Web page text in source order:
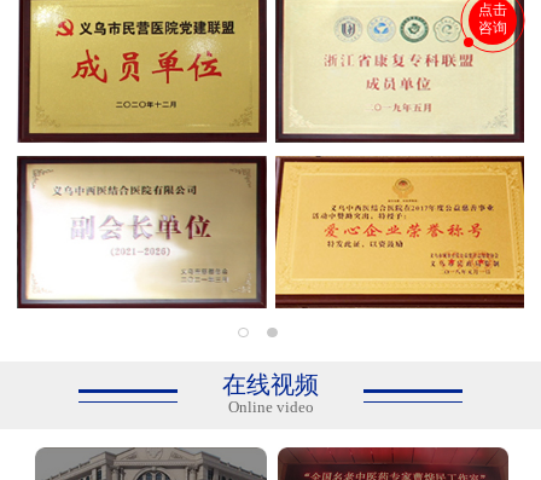
在线视频
Online video
点击
咨询